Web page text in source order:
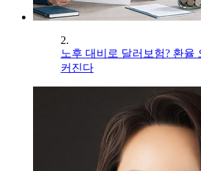
2.
노후 대비로 달러보험? 환율
커진다